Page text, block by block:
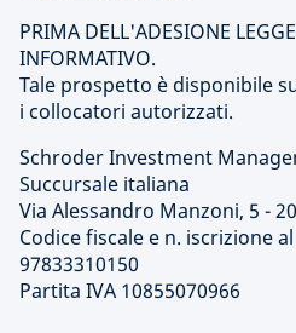
PRIMA DELL'ADESIONE
INFORMATIVO.
Tale prospetto è disponibile
i collocatori autorizzati.
Schroder Investment
Succursale italiana
Via Alessandro Manzoni, 5 -
Codice fiscale e n. iscrizione
97833310150
Partita IVA 10855070966